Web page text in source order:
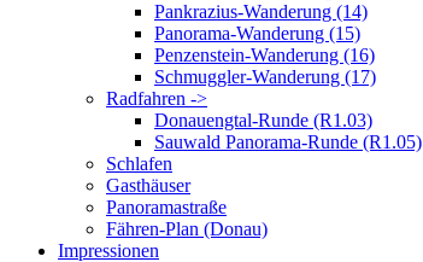
Pankrazius-Wanderung (14)
Panorama-Wanderung (15)
Penzenstein-Wanderung (16)
Schmuggler-Wanderung (17)
Radfahren ->
Donauengtal-Runde (R1.03)
Sauwald Panorama-Runde (R1.05)
Schlafen
Gasthäuser
Panoramastraße
Fähren-Plan (Donau)
Impressionen